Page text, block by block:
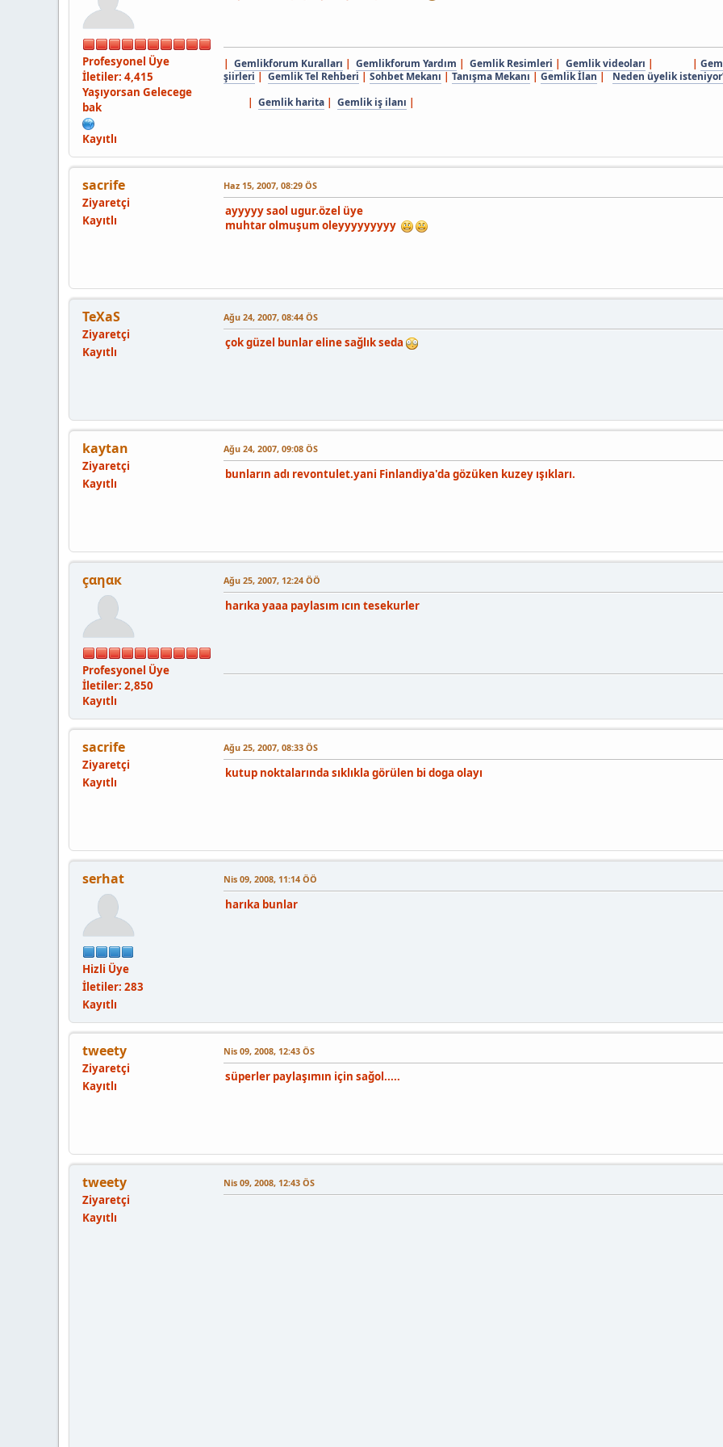
Profesyonel Üye
İletiler: 4,415
Yaşıyorsan Gelecege
bak
Kayıtlı
| Gemlikforum Kuralları | Gemlikforum Yardım | Gemlik Resimleri | Gemlik videoları | |
şiirleri | Gemlik Tel Rehberi | Sohbet Mekanı | Tanışma Mekanı | Gemlik İlan | Neden üyelik
| Gemlik harita | Gemlik iş ilanı |
sacrife
Ziyaretçi
Kayıtlı
Haz 15, 2007, 08:29 ÖS
ayyyyy saol ugur.özel üye
muhtar olmuşum oleyyyyyyyyy
TeXaS
Ziyaretçi
Kayıtlı
Ağu 24, 2007, 08:44 ÖS
çok güzel bunlar eline sağlık seda
kaytan
Ziyaretçi
Kayıtlı
Ağu 24, 2007, 09:08 ÖS
bunların adı revontulet.yani Finlandiya'da gözüken kuzey ışıkları.
çαηαк
Profesyonel Üye
İletiler: 2,850
Kayıtlı
Ağu 25, 2007, 12:24 ÖÖ
harıka yaaa paylasım ıcın tesekurler
sacrife
Ziyaretçi
Kayıtlı
Ağu 25, 2007, 08:33 ÖS
kutup noktalarında sıklıkla görülen bi doga olayı
serhat
Hizli Üye
İletiler: 283
Kayıtlı
Nis 09, 2008, 11:14 ÖÖ
harıka bunlar
tweety
Ziyaretçi
Kayıtlı
Nis 09, 2008, 12:43 ÖS
süperler paylaşımın için sağol.....
tweety
Ziyaretçi
Kayıtlı
Nis 09, 2008, 12:43 ÖS